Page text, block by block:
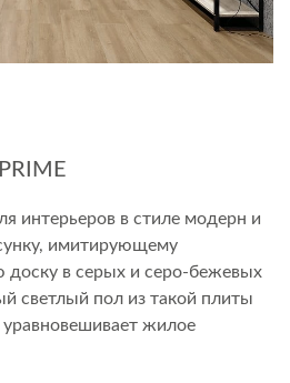
интерьеров в стиле модерн и
имитирующему
доску в серых и серо-бежевых
светлый пол из такой плиты
уравновешивает жилое